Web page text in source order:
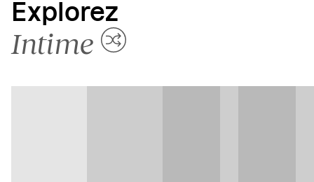
Explorez
Intime